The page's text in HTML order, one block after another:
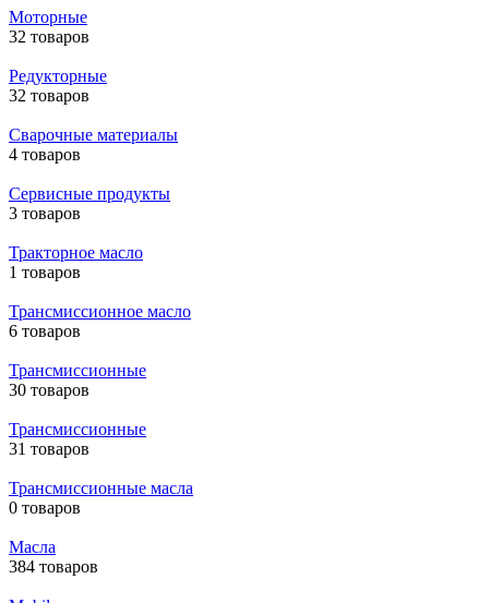
Моторные
32 товаров
Редукторные
32 товаров
Сварочные материалы
4 товаров
Сервисные продукты
3 товаров
Тракторное масло
1 товаров
Трансмиссионное масло
6 товаров
Трансмиссионные
30 товаров
Трансмиссионные
31 товаров
Трансмиссионные масла
0 товаров
Масла
384 товаров